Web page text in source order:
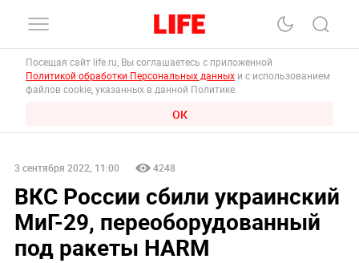
Посещая сайт life.ru, Вы соглашаетесь с приложенной
Политикой обработки Персональных данных и с использованием
файлов cookie, указанных в данной Политике.
ОК
3 сентября 2022, 11:00 4248
ВКС России сбили украинский
МиГ-29, переоборудованный
под ракеты HARM